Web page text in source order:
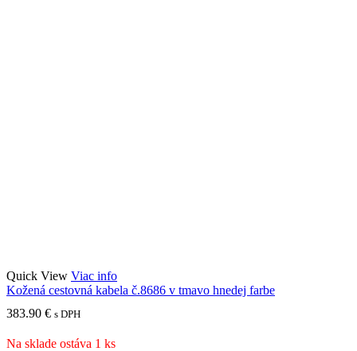
Quick View Viac info
Kožená cestovná kabela č.8686 v tmavo hnedej farbe
383.90 € s DPH
Na sklade ostáva 1 ks